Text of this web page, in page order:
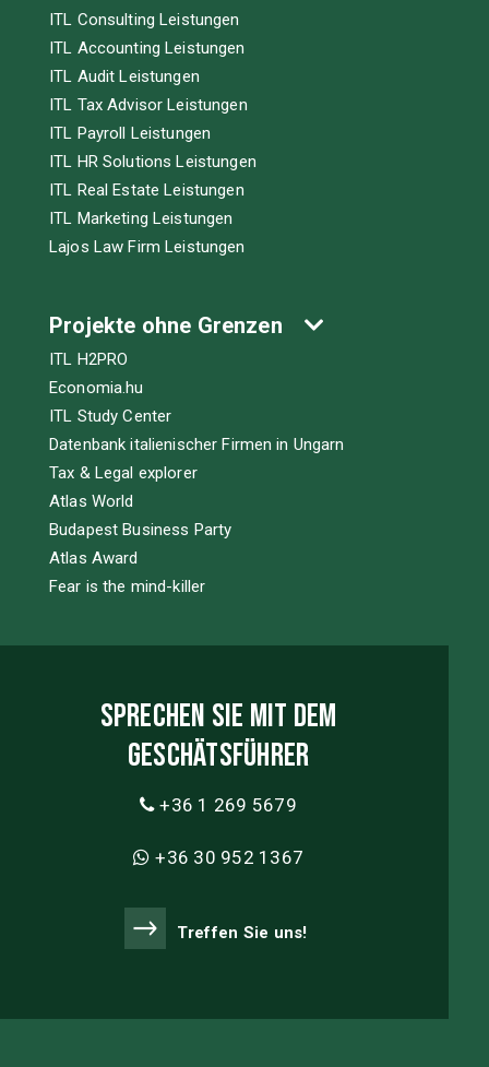
ITL Consulting Leistungen
ITL Accounting Leistungen
ITL Audit Leistungen
ITL Tax Advisor Leistungen
ITL Payroll Leistungen
ITL HR Solutions Leistungen
ITL Real Estate Leistungen
ITL Marketing Leistungen
Lajos Law Firm Leistungen
Projekte ohne Grenzen
ITL H2PRO
Economia.hu
ITL Study Center
Datenbank italienischer Firmen in Ungarn
Tax & Legal explorer
Atlas World
Budapest Business Party
Atlas Award
Fear is the mind-killer
Sprechen Sie mit dem
Geschätsführer
+36 1 269 5679
+36 30 952 1367
Treffen Sie uns!